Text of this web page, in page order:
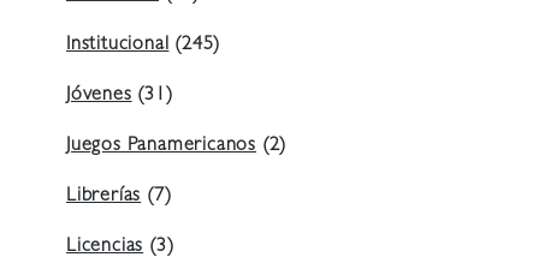
Institucional(245)
Jóvenes(31)
Juegos Panamericanos (2)
Librerías(7)
Licencias(3)